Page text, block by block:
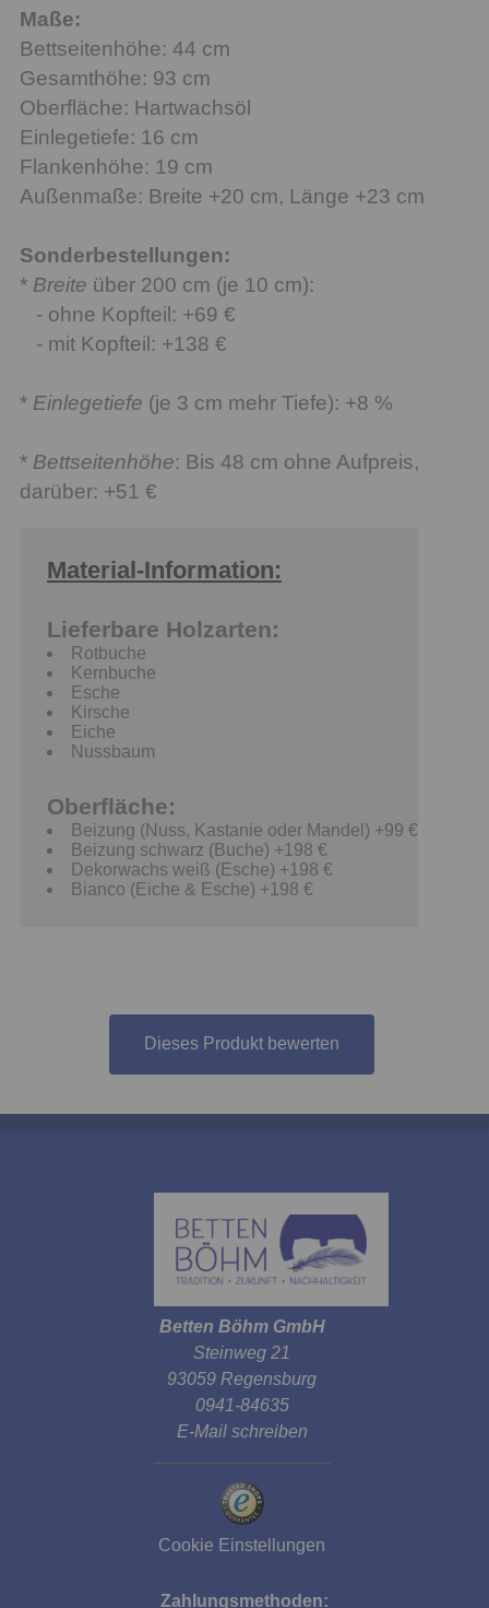
Maße:
Bettseitenhöhe: 44 cm
Gesamthöhe: 93 cm
Oberfläche: Hartwachsöl
Einlegetiefe: 16 cm
Flankenhöhe: 19 cm
Außenmaße: Breite +20 cm, Länge +23 cm
Sonderbestellungen:
* Breite über 200 cm (je 10 cm):
- ohne Kopfteil: +69 €
- mit Kopfteil: +138 €
* Einlegetiefe (je 3 cm mehr Tiefe): +8 %
* Bettseitenhöhe: Bis 48 cm ohne Aufpreis,
darüber: +51 €
Material-Information:
Lieferbare Holzarten:
Rotbuche
Kernbuche
Esche
Kirsche
Eiche
Nussbaum
Oberfläche:
Beizung (Nuss, Kastanie oder Mandel) +99 €
Beizung schwarz (Buche) +198 €
Dekorwachs weiß (Esche) +198 €
Bianco (Eiche & Esche) +198 €
Dieses Produkt bewerten
Betten Böhm GmbH
Steinweg 21
93059 Regensburg
0941-84635
E-Mail schreiben
Cookie Einstellungen
Zahlungsmethoden: